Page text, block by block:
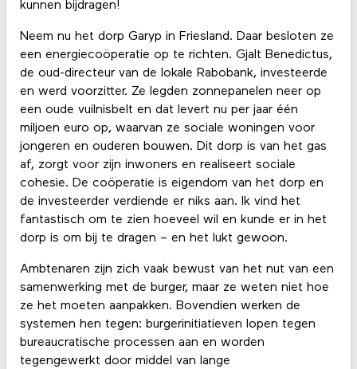
kunnen bijdragen!
Neem nu het dorp Garyp in Friesland. Daar besloten ze
een energiecoöperatie op te richten. Gjalt Benedictus,
de oud-directeur van de lokale Rabobank, investeerde
en werd voorzitter. Ze legden zonnepanelen neer op
een oude vuilnisbelt en dat levert nu per jaar één
miljoen euro op, waarvan ze sociale woningen voor
jongeren en ouderen bouwen. Dit dorp is van het gas
af, zorgt voor zijn inwoners en realiseert sociale
cohesie. De coöperatie is eigendom van het dorp en
de investeerder verdiende er niks aan. Ik vind het
fantastisch om te zien hoeveel wil en kunde er in het
dorp is om bij te dragen – en het lukt gewoon.
Ambtenaren zijn zich vaak bewust van het nut van een
samenwerking met de burger, maar ze weten niet hoe
ze het moeten aanpakken. Bovendien werken de
systemen hen tegen: burgerinitiatieven lopen tegen
bureaucratische processen aan en worden
tegengewerkt door middel van lange